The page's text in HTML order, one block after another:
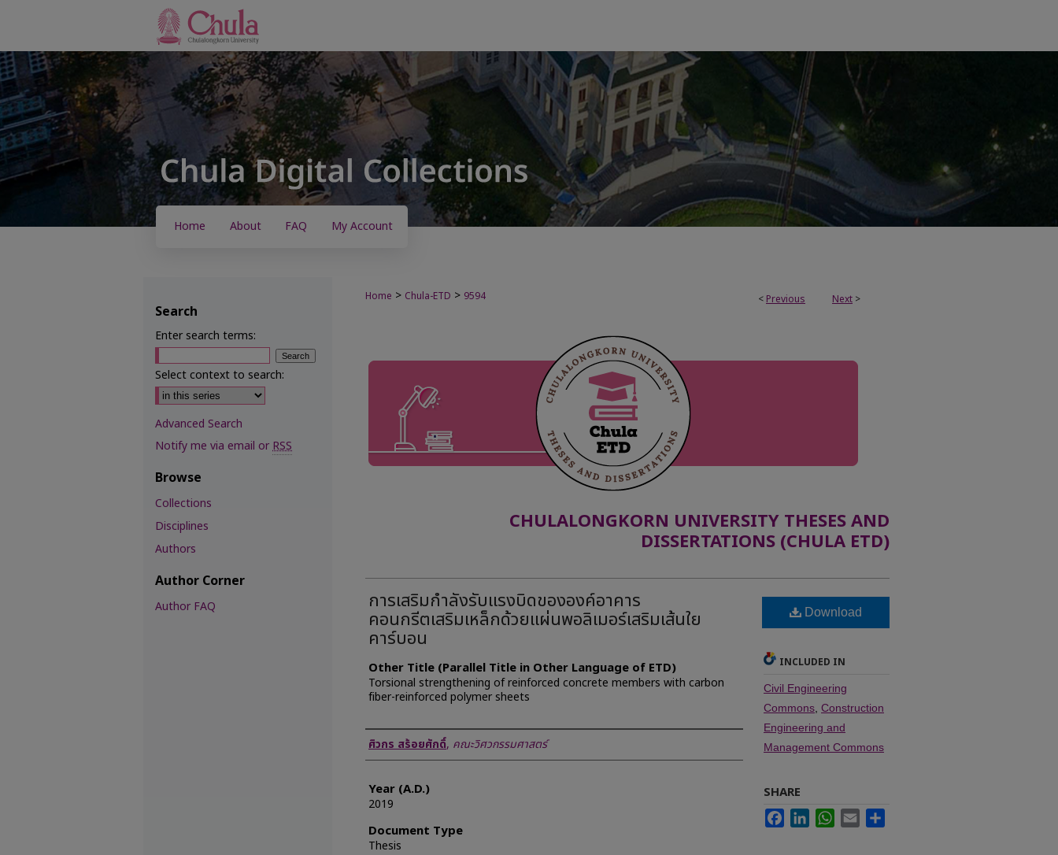
Home About FAQ My Account
< Previous Next >
Home > Chula-ETD > 9594
CHULALONGKORN UNIVERSITY THESES AND
DISSERTATIONS (CHULA ETD)
การเสริมกำลังรับแรงบิดขององค์อาคาร
คอนกรีตเสริมเหล็กด้วยแผ่นพอลิเมอร์เสริมเส้นใย
คาร์บอน
Other Title (Parallel Title in Other Language of ETD)
Torsional strengthening of reinforced concrete members with carbon
fiber-reinforced polymer sheets
Author
ศิวกร สร้อยศักดิ์, คณะวิศวกรรมศาสตร์
Year (A.D.)
2019
Document Type
Thesis
Download
INCLUDED IN
Civil Engineering
Commons Construction
Engineering and
Management Commons
SHARE
FacebookLinkedInWhatsApp
Email
Search
Enter search terms:
Select context to search:
Advanced Search
Notify me via email orRSS
Browse
Collections
Disciplines
Authors
Author Corner
Author FAQ